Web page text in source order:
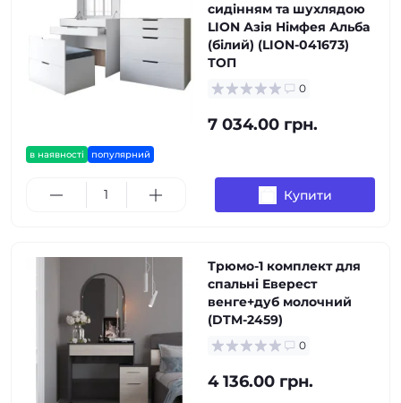
в наявності популярний
сидінням та шухлядою
LION Азія Німфея Альба
(білий) (LION-041673)
ТОП
0
7 034.00 грн.
Купити
Трюмо-1 комплект для
спальні Еверест
венге+дуб молочний
(DTM-2459)
0
4 136.00 грн.